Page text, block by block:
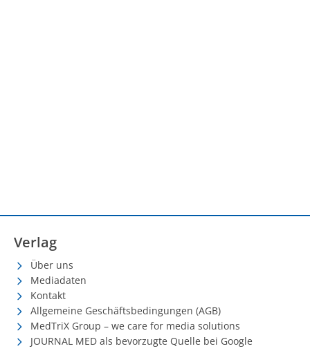
Verlag
Über uns
Mediadaten
Kontakt
Allgemeine Geschäftsbedingungen (AGB)
MedTriX Group – we care for media solutions
JOURNAL MED als bevorzugte Quelle bei Google